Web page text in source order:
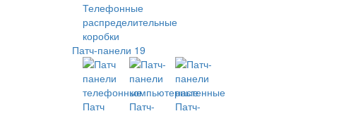
Телефонные
распределительные
коробки
Патч-панели 19
Патч
Патч-
Патч-